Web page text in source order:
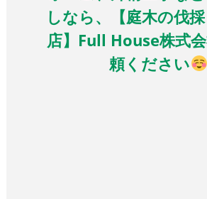
しなら、【庭木の伐
店】Full House株式
頼ください